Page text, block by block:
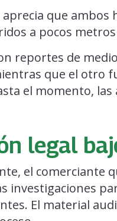
aprecia que
a pocos
reportes de
que el otro
el momento,
legal
el comerciante
investigaciones
El material